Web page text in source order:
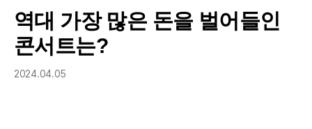
역대 가장 많은 돈을 벌어들인
콘서트는?
2024.04.05